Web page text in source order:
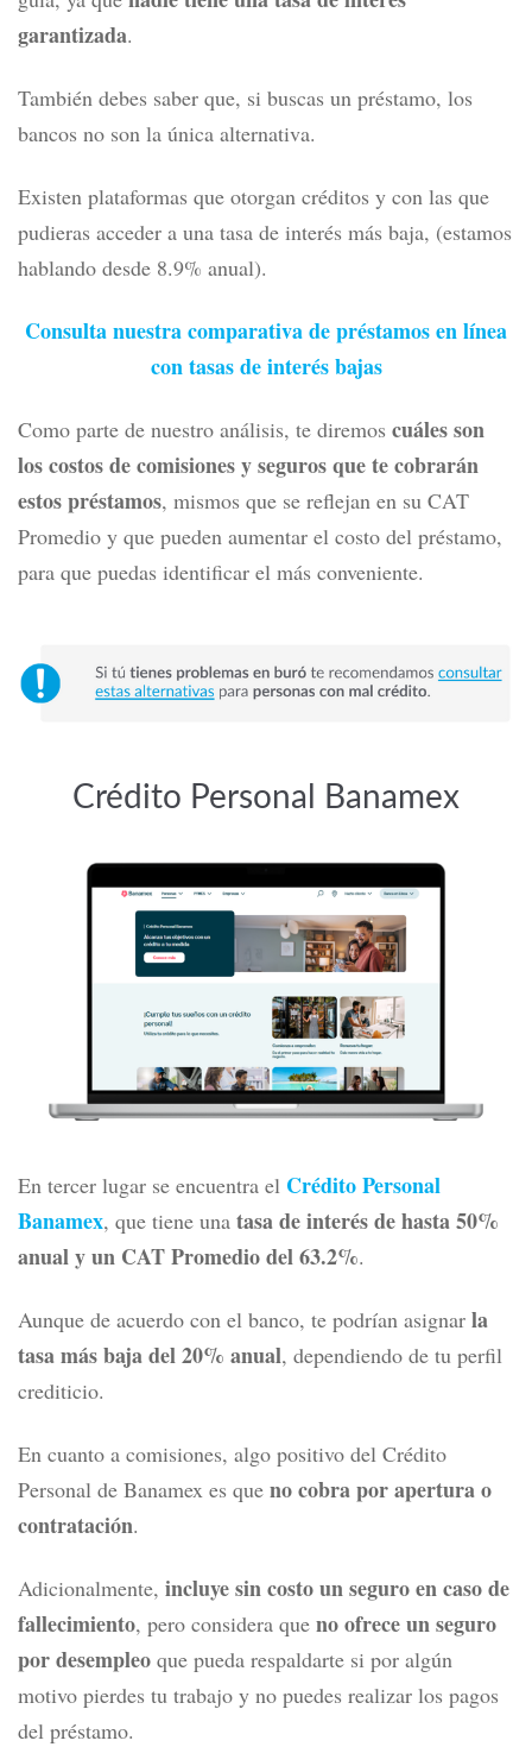
garantizada.
También debes saber que, si buscas un préstamo, los
bancos no son la única alternativa.
Existen plataformas que otorgan créditos y con las que
pudieras acceder a una tasa de interés más baja, (estamos
hablando desde 8.9% anual).
Consulta nuestra comparativa de préstamos en línea
con tasas de interés bajas
Como parte de nuestro análisis, te diremos cuáles son
los costos de comisiones y seguros que te cobrarán
estos préstamos, mismos que se reflejan en su CAT
Promedio y que pueden aumentar el costo del préstamo,
para que puedas identificar el más conveniente.
Crédito Personal Banamex
En tercer lugar se encuentra el Crédito Personal
Banamex, que tiene una tasa de interés de hasta 50%
anual y un CAT Promedio del 63.2%.
Aunque de acuerdo con el banco, te podrían asignar la
tasa más baja del 20% anual, dependiendo de tu perfil
crediticio.
En cuanto a comisiones, algo positivo del Crédito
Personal de Banamex es que no cobra por apertura o
contratación.
Adicionalmente, incluye sin costo un seguro en caso de
fallecimiento, pero considera que no ofrece un seguro
por desempleo que pueda respaldarte si por algún
motivo pierdes tu trabajo y no puedes realizar los pagos
del préstamo.